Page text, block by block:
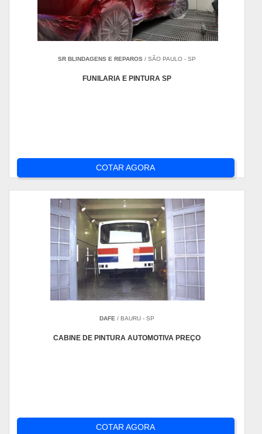
SR BLINDAGENS E REPAROS / SÃO PAULO - SP
FUNILARIA E PINTURA SP
COTAR AGORA
DAFE / BAURU - SP
CABINE DE PINTURA AUTOMOTIVA PREÇO
COTAR AGORA